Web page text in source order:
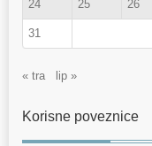
24 25 26
31
« tra lip »
Korisne poveznice